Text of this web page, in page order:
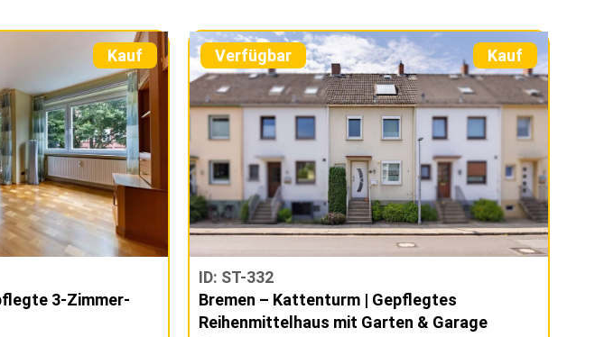
Kauf
3-Zimmer-
Verfügbar Kauf
ID: ST-332
Bremen – Kattenturm | Gepflegtes
Reihenmittelhaus mit Garten & Garage